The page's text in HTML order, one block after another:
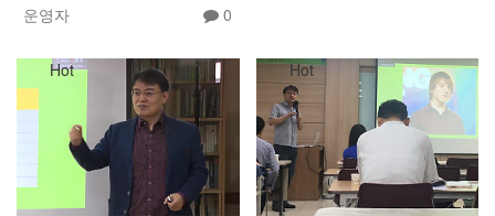
운영자
0
Hot Hot